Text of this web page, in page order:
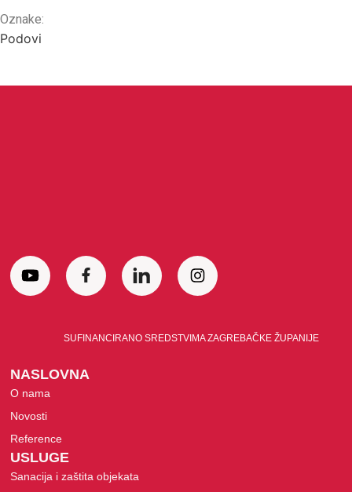
Oznake:
Podovi
SUFINANCIRANO SREDSTVIMA ZAGREBAČKE ŽUPANIJE
NASLOVNA
O nama
Novosti
Reference
USLUGE
Sanacija i zaštita objekata